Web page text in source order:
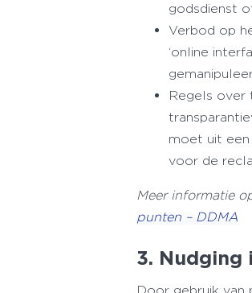
godsdienst
Verbod op
‘online
Regels over
moet uit
voor de
Meer informatie
punten – DDMA
3. Nudging
Door gebruik van